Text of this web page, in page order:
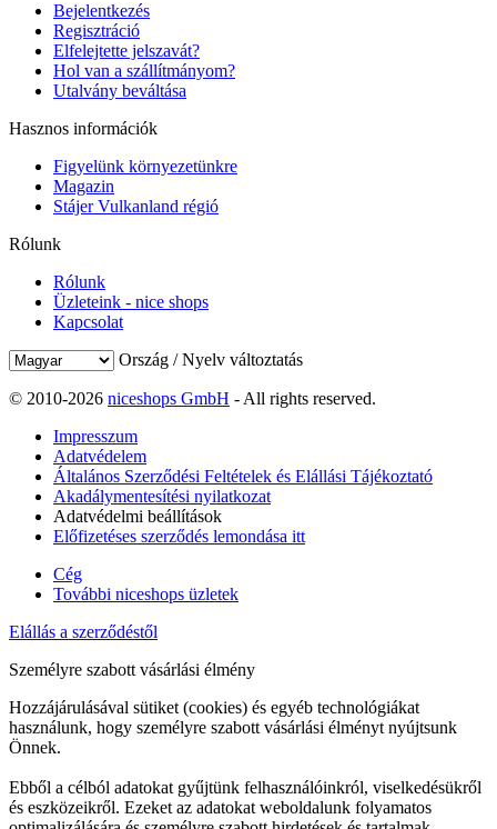
Bejelentkezés
Regisztráció
Elfelejtette jelszavát?
Hol van a szállítmányom?
Utalvány beváltása
Hasznos információk
Figyelünk környezetünkre
Magazin
Stájer Vulkanland régió
Rólunk
Rólunk
Üzleteink - nice shops
Kapcsolat
Ország / Nyelv változtatás
© 2010-2026 niceshops GmbH - All rights reserved.
Impresszum
Adatvédelem
Általános Szerződési Feltételek és Elállási Tájékoztató
Akadálymentesítési nyilatkozat
Adatvédelmi beállítások
Előfizetéses szerződés lemondása itt
Cég
További niceshops üzletek
Elállás a szerződéstől
Személyre szabott vásárlási élmény
Hozzájárulásával sütiket (cookies) és egyéb technológiákat
használunk, hogy személyre szabott vásárlási élményt nyújtsunk
Önnek.
Ebből a célból adatokat gyűjtünk felhasználóinkról, viselkedésükről
és eszközeikről. Ezeket az adatokat weboldalunk folyamatos